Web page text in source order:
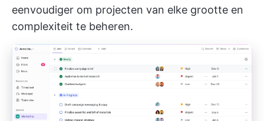
eenvoudiger om projecten van elke grootte en
complexiteit te beheren.